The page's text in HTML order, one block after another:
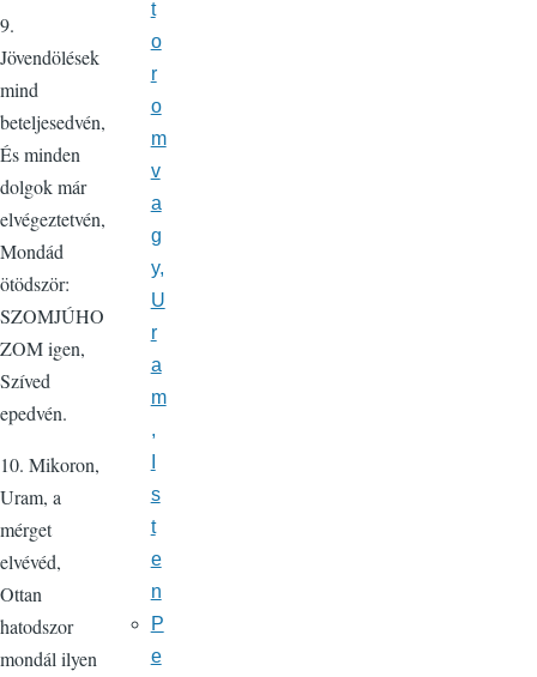
9.
Jövendölések
mind
beteljesedvén,
És minden
dolgok már
elvégeztetvén,
Mondád
ötödször:
SZOMJÚHO
ZOM igen,
Szíved
epedvén.
10. Mikoron,
Uram, a
mérget
elvévéd,
Ottan
hatodszor
mondál ilyen
t
o
r
o
m
v
a
g
y,
U
r
a
m
,
s
t
e
n
P
e